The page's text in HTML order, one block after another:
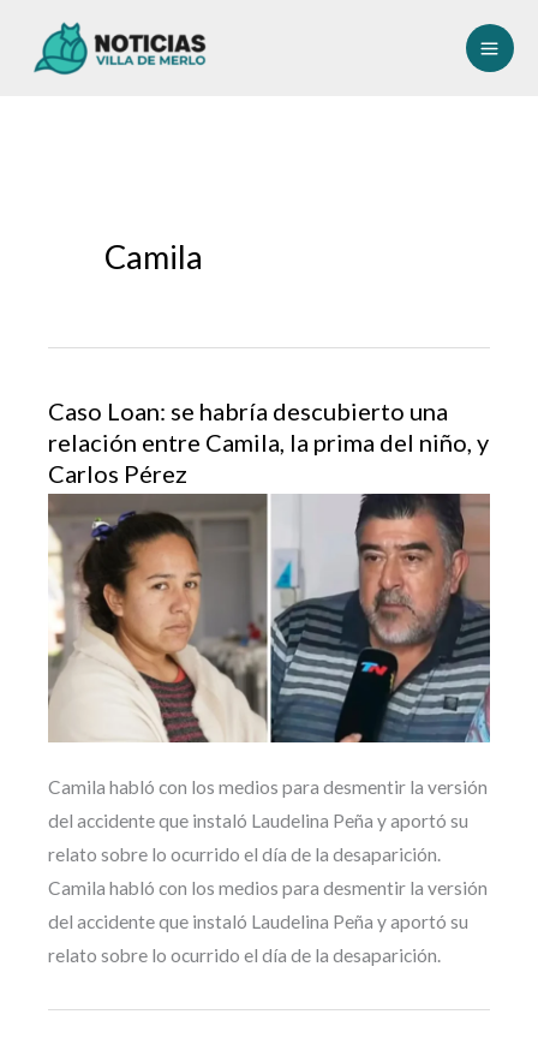
Camila
Caso Loan: se habría descubierto una
relación entre Camila, la prima del niño, y
Carlos Pérez
Camila habló con los medios para desmentir la versión
del accidente que instaló Laudelina Peña y aportó su
relato sobre lo ocurrido el día de la desaparición.
Camila habló con los medios para desmentir la versión
del accidente que instaló Laudelina Peña y aportó su
relato sobre lo ocurrido el día de la desaparición.